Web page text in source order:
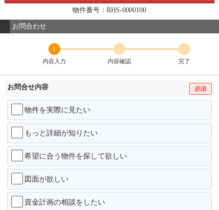
物件番号：RHS-0000100
お問合わせ
1
内容入力
2
内容確認
3
完了
お問合せ内容 必須
物件を実際に見たい
もっと詳細が知りたい
希望に合う物件を探して欲しい
図面が欲しい
資金計画の相談をしたい